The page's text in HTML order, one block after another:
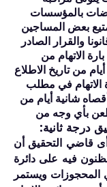
بالمؤسسات
بعض المساجين
والقرار الصادر
الاتهام من
من تاريخ الاطلاع
الاتهام في مطلب
شانية أيام من
بأي وجه من
درجة ثانية:
قاضي التحقيق أن
فيه على دائرة
المحجوزات ويستمر